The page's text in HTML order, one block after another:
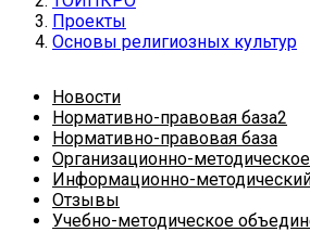
Проекты
Основы религиозных культур
Новости
Нормативно-правовая база2
Нормативно-правовая база
Организационно-
Информационно-
Отзывы
Учебно-методическое